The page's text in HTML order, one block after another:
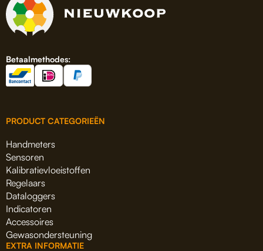
Betaalmethodes:
PRODUCT CATEGORIEËN
Handmeters
Sensoren
Kalibratievloeistoffen
Regelaars
Dataloggers
Indicatoren
Accessoires
Gewasondersteuning
EXTRA INFORMATIE